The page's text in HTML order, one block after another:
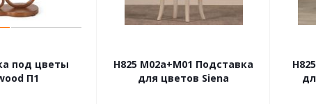
под цветы
П1
H825 M02a+M01 Подставка
для цветов Siena